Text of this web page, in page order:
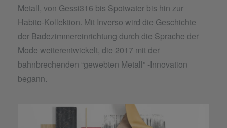
Metall, von Gessi316 bis Spotwater bis hin zur
Habito-Kollektion. Mit Inverso wird die Geschichte
der Badezimmereinrichtung durch die Sprache der
Mode weiterentwickelt, die 2017 mit der
bahnbrechenden “gewebten Metall” -Innovation
begann.